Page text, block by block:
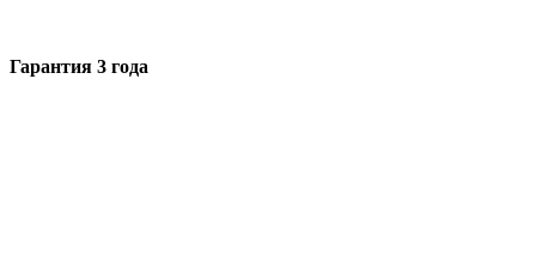
Гарантия 3 года